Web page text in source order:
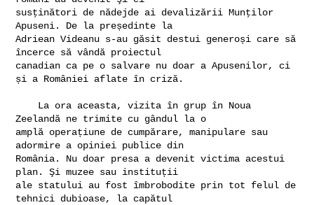
susţinători de nădejde ai devalizării Munţilor
Apuseni. De la președinte la
Adriean Videanu s-au găsit destui generoși care să
încerce să vândă proiectul
canadian ca pe o salvare nu doar a Apusenilor, ci
și a României aflate în criză.
Zeelandă ne trimite cu gândul la o
amplă operațiune de cumpărare, manipulare sau
adormire a opiniei publice din
România. Nu doar presa a devenit victima acestui
plan. Şi muzee sau instituții
ale statului au fost îmbrobodite prin tot felul de
tehnici dubioase, la capătul